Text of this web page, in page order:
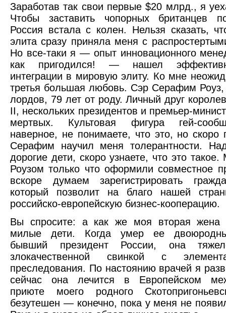
Заработав так свои первые $20 млрд., я
Чтобы заставить чопорных британцев
Россия встала с колен. Нельзя сказать,
элита сразу приняла меня с
Но все-таки я — опыт инновационного
как пригодился! — нашел
интеграции в мировую элиту. Ко мне
третья большая любовь. Сэр Серафим
лордов, 79 лет от роду. Личный друг
II, нескольких президентов и премьер-
мертвых. Культовая фигура гей-
наверное, не понимаете, что это, но скоро
Серафим научил меня толерантности.
дорогие дети, скоро узнаете, что это
Роузом только что оформили совместное
вскоре думаем зарегистрировать
который позволит на благо нашей
российско-европейскую бизнес-кооперацию.
Вы спросите: а как же моя вторая жена
милые дети. Когда умер ее
бывший президент России, она
злокачественной свинкой с
преследования. По настоянию врачей я
сейчас она лечится в Европейском
приюте моего родного
безутешен — конечно, пока у меня не